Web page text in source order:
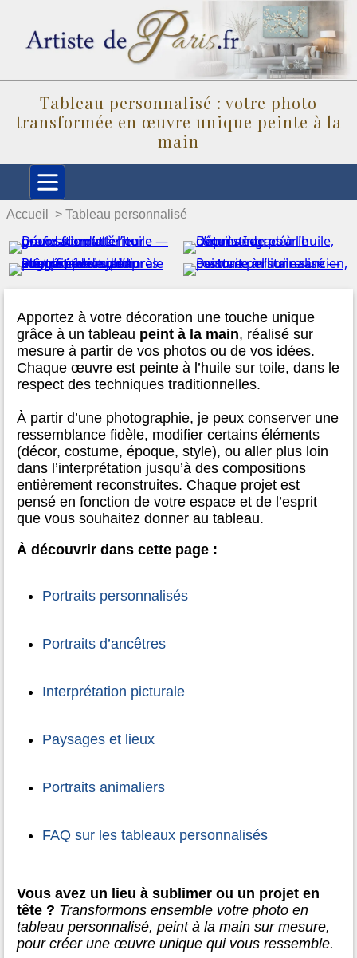
Tableau personnalisé : votre photo
transformée en œuvre unique peinte à la
main
Accueil Tableau personnalisé
Apportez à votre décoration une touche unique
grâce à un tableau peint à la main, réalisé sur
mesure à partir de vos photos ou de vos idées.
Chaque œuvre est peinte à l’huile sur toile, dans le
respect des techniques traditionnelles.
À partir d’une photographie, je peux conserver une
ressemblance fidèle, modifier certains éléments
(décor, costume, époque, style), ou aller plus loin
dans l’interprétation jusqu’à des compositions
entièrement reconstruites. Chaque projet est
pensé en fonction de votre espace et de l’esprit
que vous souhaitez donner au tableau.
À découvrir dans cette page :
Portraits personnalisés
Portraits d’ancêtres
Interprétation picturale
Paysages et lieux
Portraits animaliers
FAQ sur les tableaux personnalisés
Vous avez un lieu à sublimer ou un projet en
tête ? Transformons ensemble votre photo en
tableau personnalisé, peint à la main sur mesure,
pour créer une œuvre unique qui vous ressemble.